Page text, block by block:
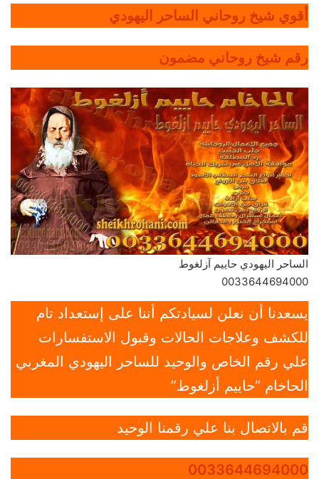
أقوي شيخ روحاني الساحر اليهودي
رقم شيخ روحاني مضمون
الساحر اليهودي حاييم آزلغوط
0033644694000
يسعدنا أن نعلن لسيادتكم أننا على إستعداد تام
للكشف وعلاجات الحالات وقبول الاستفسارات
علي رقم الخاص والوحيد للساحر اليهودي المغربي
الحاخام “حاييم أزلغوط”
قم بالاتصال بنا علي رقمنا الوحيد
0033644694000